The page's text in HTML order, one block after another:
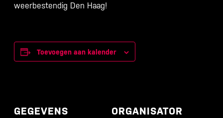
weerbestendig Den Haag!
Toevoegen aan kalender
GEGEVENS ORGANISATOR